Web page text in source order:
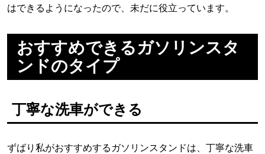
はできるようになったので、未だに役立っています。
おすすめできるガソリンスタ
ンドのタイプ
丁寧な洗車ができる
ずばり私がおすすめするガソリンスタンドは、丁寧な洗車